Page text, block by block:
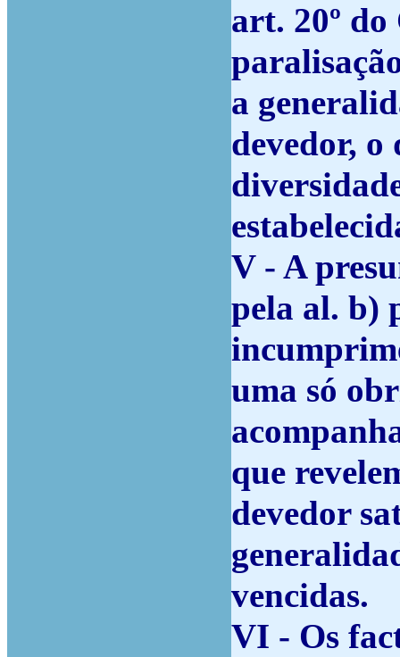
art. 20º
a
devedor, o
V - A
pela al. b)
uma só
que
devedor
vencidas.
VI - Os